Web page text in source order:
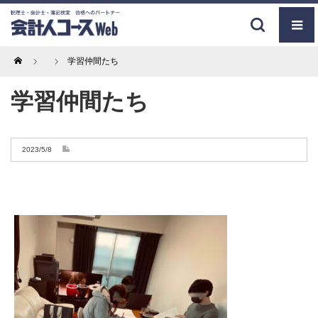
Home 学習仲間たち
学習仲間たち
2023/5/8